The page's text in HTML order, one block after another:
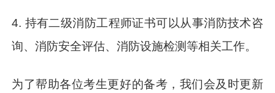
4. 持有二级消防工程师证书可以从事消防技术咨
询、消防安全评估、消防设施检测等相关工作。
为了帮助各位考生更好的备考，我们会及时更新